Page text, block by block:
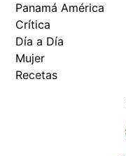
Panamá América
Crítica
Día a Día
Mujer
Recetas